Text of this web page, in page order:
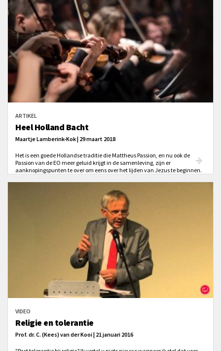
ARTIKEL
Heel Holland Bacht
Maartje Lamberink-Kok | 29 maart 2018
Het is een goede Hollandse traditie die Mattheus Passion, en nu ook de
Passion van de EO meer geluid krijgt in de samenleving, zijn er
aanknopingspunten te over om eens over het lijden van Jezus te beginnen.
VIDEO
Religie en tolerantie
Prof. dr. C. (Kees) van der Kooi | 21 januari 2016